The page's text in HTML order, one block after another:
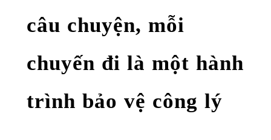
câu chuyện, mỗi
chuyến đi là một hành
trình bảo vệ công lý